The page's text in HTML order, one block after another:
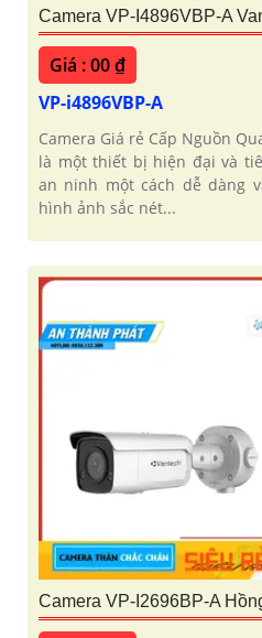
Camera VP-I4896VBP-A
Giá : 00 ₫
VP-i4896VBP-A
Camera Giá rẻ Cấp Nguồn
là một thiết bị hiện đại và
an ninh một cách dễ dàng
hình ảnh sắc nét...
Camera VP-I2696BP-A